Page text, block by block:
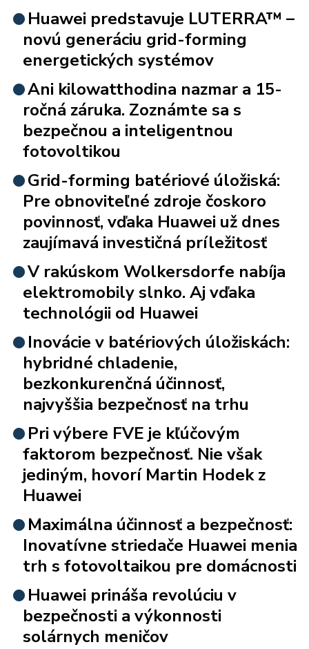
Huawei predstavuje LUTERRA™ –
novú generáciu grid-forming
energetických systémov
Ani kilowatthodina nazmar a 15-
ročná záruka. Zoznámte sa s
bezpečnou a inteligentnou
fotovoltikou
Grid-forming batériové úložiská:
Pre obnoviteľné zdroje čoskoro
povinnosť, vďaka Huawei už dnes
zaujímavá investičná príležitosť
V rakúskom Wolkersdorfe nabíja
elektromobily slnko. Aj vďaka
technológii od Huawei
Inovácie v batériových úložiskách:
hybridné chladenie,
bezkonkurenčná účinnosť,
najvyššia bezpečnosť na trhu
Pri výbere FVE je kľúčovým
faktorom bezpečnosť. Nie však
jediným, hovorí Martin Hodek z
Huawei
Maximálna účinnosť a bezpečnosť:
Inovatívne striedače Huawei menia
trh s fotovoltaikou pre domácnosti
Huawei prináša revolúciu v
bezpečnosti a výkonnosti
solárnych meničov